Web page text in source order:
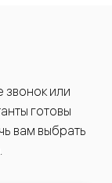
звонок или
готовы
вам выбрать